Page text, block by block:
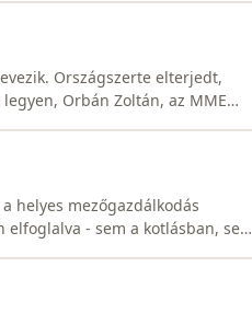
Országszerte elterjedt,
Orbán Zoltán, az MME
helyes mezőgazdálkodás
- sem a kotlásban, sem